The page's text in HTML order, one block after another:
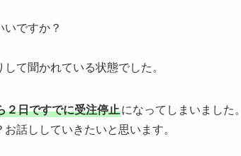
いですか？
て聞かれている状態でした。
２日ですでに受注停止になってしまいました。
話ししていきたいと思います。